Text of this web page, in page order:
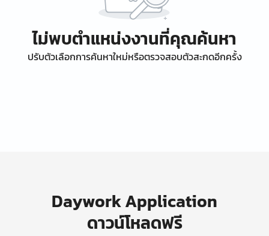
ไม่พบตำแหน่งงานที่คุณค้นหา
ปรับตัวเลือกการค้นหาใหม่หรือตรวจสอบตัวสะกดอีกครั้ง
Daywork Application
ดาวน์โหลดฟรี